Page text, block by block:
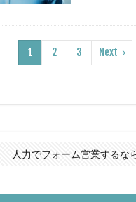
1 2 3 Next
人力でフォーム営業するな